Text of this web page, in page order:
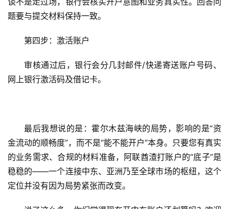
司
开
支
付
方
案
登录 注册
题要与提交材料保持一致。
第四步：激活账户
审核通过后，银行会分几封邮件/快递寄送账户号码、
网上银行激活码及借记卡。
最后我想说的是：霍尔木兹海峡的局势，影响的是“资
金流动的顺畅度”，而不是“能不能开户”本身。只要您有真实
的业务需求、合规的材料准备，阿联酋渣打账户的“底子”是
稳稳的——一个连接中东、亚洲乃至全球市场的枢纽，这个
定位并没有因为局势紧张而改变。